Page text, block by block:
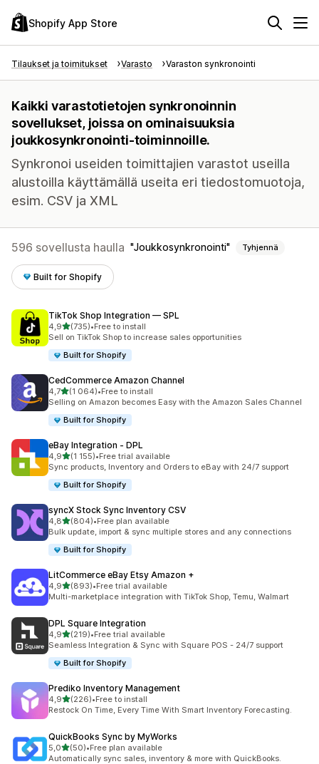
Shopify App Store
Tilaukset ja toimitukset Varasto Varaston synkronointi
Kaikki varastotietojen synkronoinnin
sovellukset, joissa on ominaisuuksia
joukkosynkronointi-toiminnoille.
Synkronoi useiden toimittajien varastot useilla
alustoilla käyttämällä useita eri tiedostomuotoja,
esim. CSV ja XML
596 sovellusta haulla Joukkosynkronointi Tyhjennä
Built for Shopify
TikTok Shop Integration — SPL
4,9/ 5 tähteä
(735)
735 arvostelua yhteensä
•Free to install
Sell on TikTok Shop to increase sales opportunities
Built for Shopify
CedCommerce Amazon Channel
4,7/ 5 tähteä
(1 064)
1064 arvostelua yhteensä
•Free to install
Selling on Amazon becomes Easy with the Amazon Sales Channel
Built for Shopify
eBay Integration ‑ DPL
4,9/ 5 tähteä
(1 155)
1155 arvostelua yhteensä
•Free trial available
Sync products, Inventory and Orders to eBay with 24/7 support
Built for Shopify
syncX Stock Sync Inventory CSV
4,8/ 5 tähteä
(804)
804 arvostelua yhteensä
•Free plan available
Bulk update, import & sync multiple stores and any connections
Built for Shopify
LitCommerce eBay Etsy Amazon +
4,9/ 5 tähteä
(893)
893 arvostelua yhteensä
•Free trial available
Multi-marketplace integration with TikTok Shop, Temu, Walmart
DPL Square Integration
4,9/ 5 tähteä
(219)
219 arvostelua yhteensä
•Free trial available
Seamless Integration & Sync with Square POS - 24/7 support
Built for Shopify
Prediko Inventory Management
4,9/ 5 tähteä
(226)
226 arvostelua yhteensä
•Free to install
Restock On Time, Every Time With Smart Inventory Forecasting.
QuickBooks Sync by MyWorks
5,0/ 5 tähteä
(50)
50 arvostelua yhteensä
•Free plan available
Automatically sync sales, inventory & more with QuickBooks.